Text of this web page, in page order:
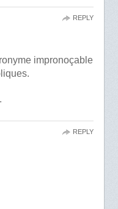
impronoçable
REPLY
REPLY